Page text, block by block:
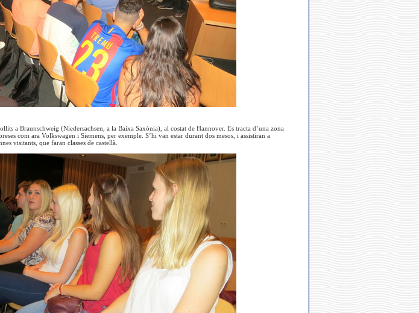
a Braunschweig (Niedersachsen, a la Baixa Saxònia), al costat de Hannover. Es tracta d’una zona
com ara Volkswagen i Siemens, per exemple. S’hi van estar durant dos mesos, i assistiran a
visitants, que faran classes de castellà.